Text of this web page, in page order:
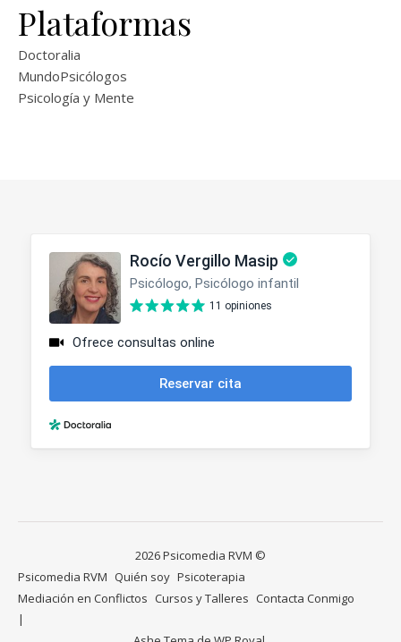
Plataformas
Doctoralia
MundoPsicólogos
Psicología y Mente
2026 Psicomedia RVM ©
Psicomedia RVM Quién soy Psicoterapia
Mediación en Conflictos Cursos y Talleres Contacta Conmigo